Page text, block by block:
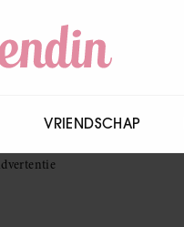
VRIENDSCHAP